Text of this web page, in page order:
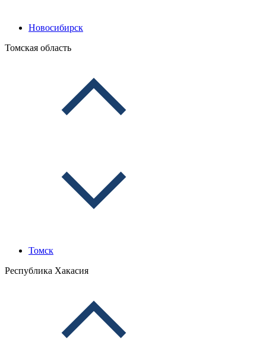
Новосибирск
Томская область
Томск
Республика Хакасия